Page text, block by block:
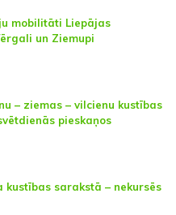
mobilitāti Liepājas
un Ziemupi
– ziemas – vilcienu kustības
pieskaņos
kustības sarakstā – nekursēs